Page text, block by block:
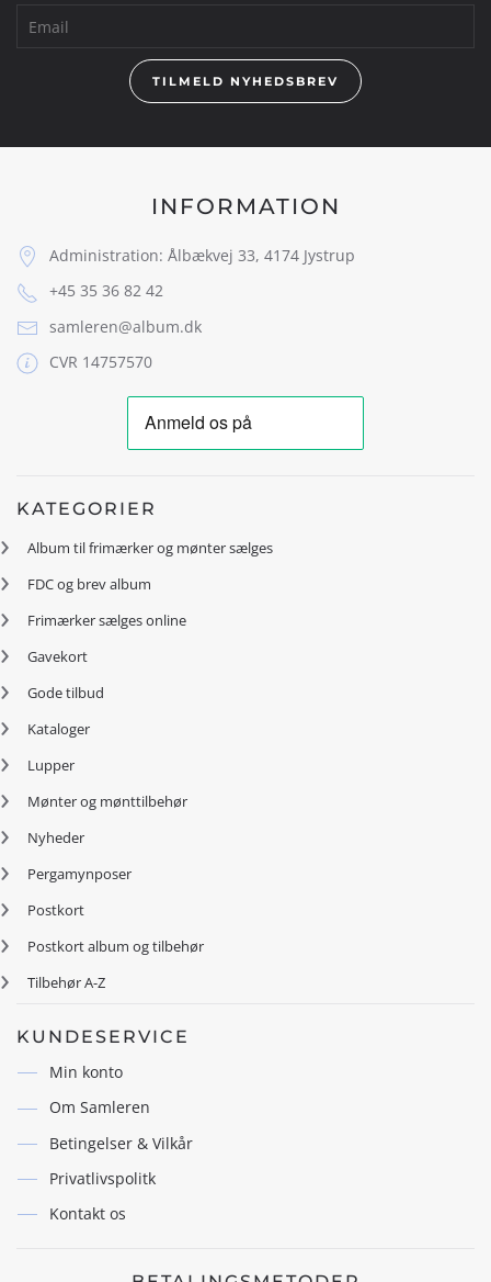
TILMELD NYHEDSBREV
INFORMATION
Administration: Ålbækvej 33, 4174 Jystrup
+45 35 36 82 42
samleren@album.dk
CVR 14757570
KATEGORIER
Album til frimærker og mønter sælges
FDC og brev album
Frimærker sælges online
Gavekort
Gode tilbud
Kataloger
Lupper
Mønter og mønttilbehør
Nyheder
Pergamynposer
Postkort
Postkort album og tilbehør
Tilbehør A-Z
KUNDESERVICE
Min konto
Om Samleren
Betingelser & Vilkår
Privatlivspolitk
Kontakt os